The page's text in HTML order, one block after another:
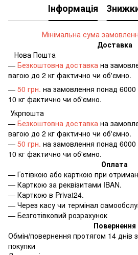
Інформація
Мінімальна сума
Доставка
Нова Пошта
— Безкоштовна доставка на
вагою до 2 кг фактично чи об'ємно.
— 50 грн. на замовлення понад 6000
10 кг фактично чи об'ємно.
Укрпошта
— Безкоштовна доставка на
вагою до 2 кг фактично чи об'ємно.
— 50 грн. на замовлення понад 6000
10 кг фактично чи об'ємно.
Оплата
— Готівкою або карткою при
— Карткою за реквізитами IBAN.
— Карткою в Privat24.
— Через касу чи термінал
— Безготівковий розрахунок
Повернення
Обмін/повернення протягом 14 днів
покупки